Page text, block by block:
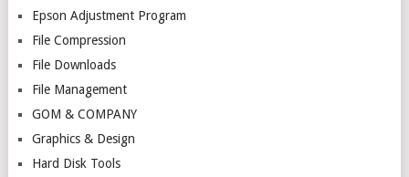
Epson Adjustment Program
File Compression
File Downloads
File Management
GOM & COMPANY
Graphics & Design
Hard Disk Tools